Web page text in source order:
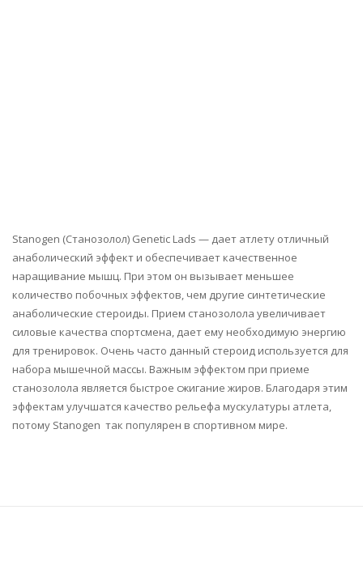
Stanogen (Станозолол) Genetic Lads — дает атлету отличный
анаболический эффект и обеспечивает качественное
наращивание мышц. При этом он вызывает меньшее
количество побочных эффектов, чем другие синтетические
анаболические стероиды. Прием станозолола увеличивает
силовые качества спортсмена, дает ему необходимую энергию
для тренировок. Очень часто данный стероид используется для
набора мышечной массы. Важным эффектом при приеме
станозолола является быстрое сжигание жиров. Благодаря этим
эффектам улучшатся качество рельефа мускулатуры атлета,
потому Stanogen так популярен в спортивном мире.